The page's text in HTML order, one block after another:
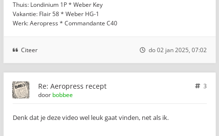
Thuis: Londinium 1P * Weber Key
Vakantie: Flair 58 * Weber HG-1
Werk: Aeropress * Commandante C40
Citeer do 02 jan 2025, 07:02
Re: Aeropress recept
3
door bobbee
Denk dat je deze video wel leuk gaat vinden, net als ik.